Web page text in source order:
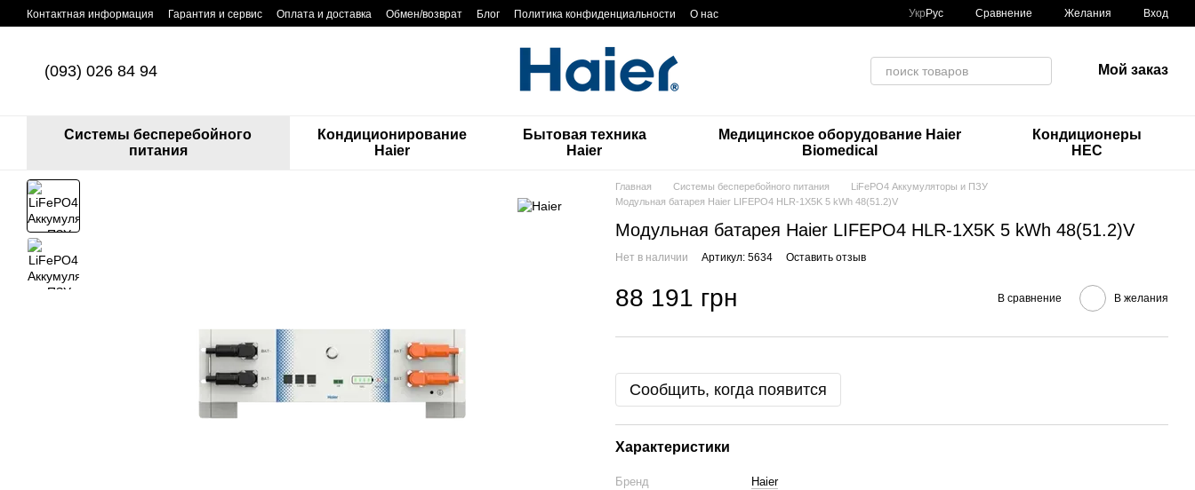
Перейти к основному контенту
Контактная информация Гарантия и сервис Оплата и доставка Обмен/возврат Блог Политика конфиденциальности О нас Укр Рус Сравнение Желания Вход
(093) 026 84 94 Мой заказ
Системы бесперебойного
питания
Кондиционирование
Haier
Бытовая техника
Haier
Медицинское оборудование Haier
Biomedical
Кондиционеры
HEC
Главная Системы бесперебойного питания
LiFePO4 Аккумуляторы и ПЗУ
Модульная батарея Haier LIFEPO4 HLR-1X5K 5 kWh 48(51.2)V
Модульная батарея Haier LIFEPO4 HLR-1X5K 5 kWh 48(51.2)V
Нет в наличии Артикул: 5634 Оставить отзыв
88 191 грн В сравнение В желания
Сообщить, когда появится
Характеристики
Бренд
Haier